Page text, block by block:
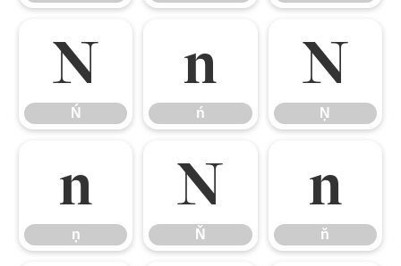
Ń
Ń
ń
ń
Ņ
Ņ
ņ
ņ
Ň
Ň
ň
ň